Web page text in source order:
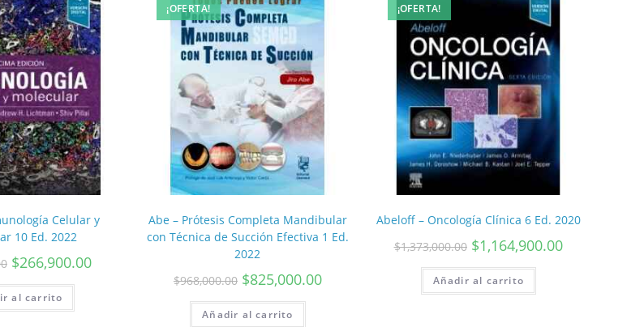
Celular y
10 Ed. 2022
$266,900.00
al carrito
¡OFERTA!
Abe – Prótesis Completa Mandibular
con Técnica de Succión Efectiva 1 Ed.
2022
$968,000.00 $825,000.00
Añadir al carrito
¡OFERTA!
Abeloff – Oncología Clínica 6 Ed. 2020
$1,373,000.00 $1,164,900.00
Añadir al carrito